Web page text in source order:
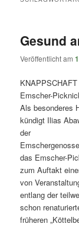
Gesund
Veröffentlicht am
Emscher-
Als besonderes
kündigt Ilias
der
das Emscher-
zum Auftakt
von
entlang der
schon
früheren